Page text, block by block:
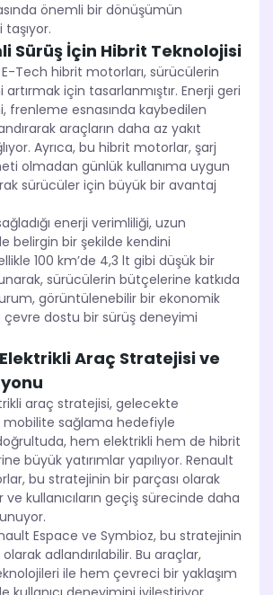
önemli bir dönüşümün
Sürüş İçin Hibrit Teknolojisi
Tech hibrit motorları, sürücülerin
artırmak için tasarlanmıştır. Enerji geri
frenleme esnasında kaybedilen
araçların daha az yakıt
Ayrıca, bu hibrit motorlar, şarj
olmadan günlük kullanıma uygun
sürücüler için büyük bir avantaj
enerji verimliliği, uzun
belirgin bir şekilde kendini
100 km’de 4,3 lt gibi düşük bir
sürücülerin bütçelerine katkıda
görüntülenebilir bir ekonomik
dostu bir sürüş deneyimi
Araç Stratejisi ve
araç stratejisi, gelecekte
mobilite sağlama hedefiyle
hem elektrikli hem de hibrit
büyük yatırımlar yapılıyor. Renault
bu stratejinin bir parçası olarak
ve kullanıcıların geçiş sürecinde daha
Espace ve Symbioz, bu stratejinin
adlandırılabilir. Bu araçlar,
ile hem çevreci bir yaklaşım